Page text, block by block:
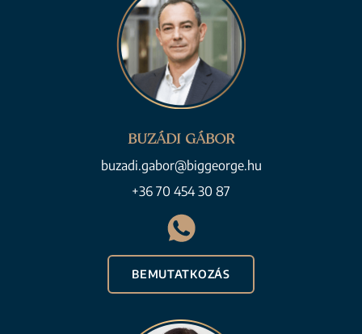
BUZÁDI GÁBOR
buzadi.gabor@biggeorge.hu
+36 70 454 30 87
BEMUTATKOZÁS